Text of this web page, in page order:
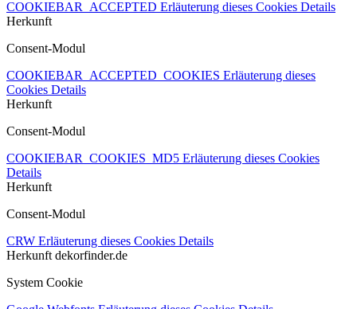
COOKIEBAR_ACCEPTED Erläuterung dieses Cookies Details
Herkunft
Consent-Modul
COOKIEBAR_ACCEPTED_COOKIES Erläuterung dieses
Cookies Details
Herkunft
Consent-Modul
COOKIEBAR_COOKIES_MD5 Erläuterung dieses Cookies
Details
Herkunft
Consent-Modul
CRW Erläuterung dieses Cookies Details
Herkunft dekorfinder.de
System Cookie